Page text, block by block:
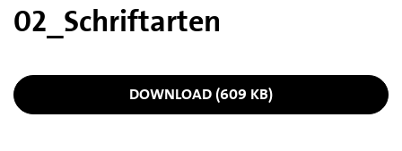
02_Schriftarten
DOWNLOAD (609 KB)